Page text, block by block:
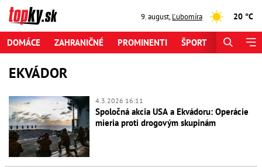
9. august,Ľubomíra 20 °C
DOMÁCE ZAHRANIČNÉ PROMINENTI ŠPORT
EKVÁDOR
4.3.2026 16:11
Spoločná akcia USA a Ekvádoru: Operácie
mieria proti drogovým skupinám